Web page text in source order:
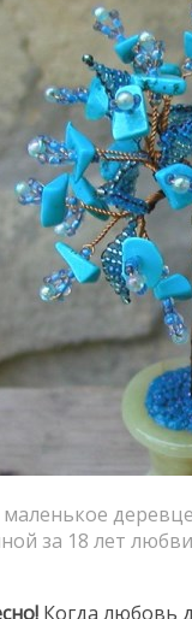
за 18 лет
Когда любовь